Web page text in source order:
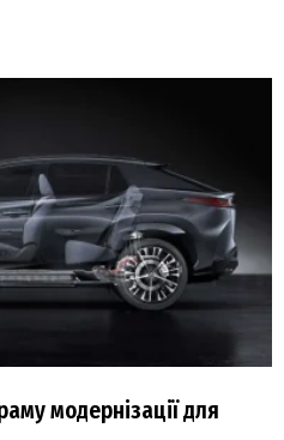
модернізації для